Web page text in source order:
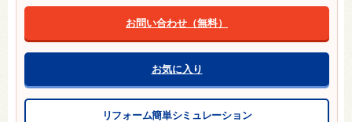
お問い合わせ（無料）
お気に入り
リフォーム簡単シミュレーション